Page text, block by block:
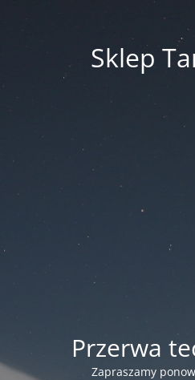
Sklep
Przerwa
Zapraszamy